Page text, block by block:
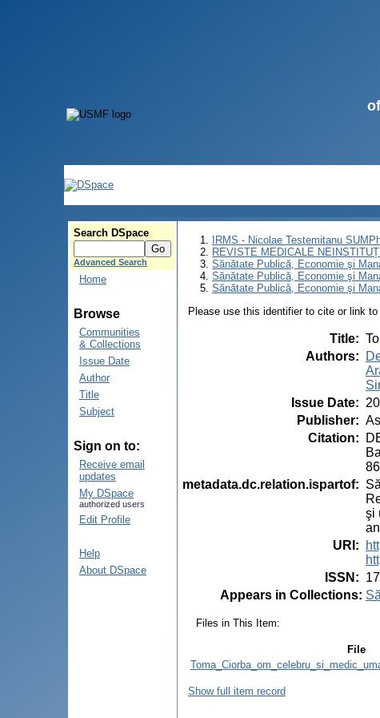
Search DSpace
Advanced Search
Home
Browse
Communities
& Collections
Issue Date
Author
Title
Subject
Sign on to:
Receive email
updates
My DSpace
authorized users
Edit Profile
Help
About DSpace
IRMS - Nicolae Testemitanu
REVISTE MEDICALE
Sănătate Publică, Economie şi
Sănătate Publică, Economie şi
Sănătate Publică, Economie şi
Please use this identifier to cite or link
Title:
Authors:
Issue Date:
Publisher:
Citation:
metadata.dc.relation.ispartof:
şi
URI :
ISSN :
Appears in Collections:
Files in This Item:
File
Show full item record